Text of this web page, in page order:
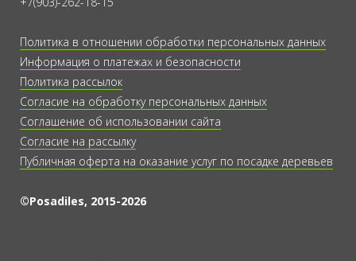
Политика в отношении обработки персональных данных
Информация о платежах и безопасности
Политика рассылок
Согласие на обработку персональных данных
Соглашение об использовании сайта
Согласие на рассылку
Публичная оферта на оказание услуг по посадке деревьев
©Posadiles, 2015-2026